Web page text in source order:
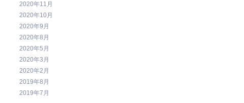
2020年11月
2020年10月
2020年9月
2020年8月
2020年5月
2020年3月
2020年2月
2019年8月
2019年7月